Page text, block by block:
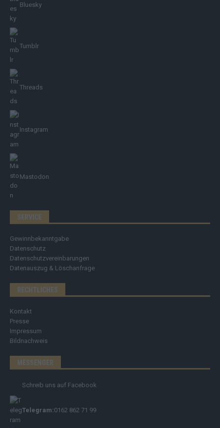
Bluesky
Tumblr
Threads
Instagram
Mastodon
SERVICE
Gewinnbekanntgabe
Datenschutz
Datenschutzvereinbarungen
Datenauszug & Löschanfrage
RECHTLICHES
Kontakt
Presse
Impressum
Bildnachweis
MESSENGER
Schreib uns auf Facebook
Telegram:0162 862 71 99